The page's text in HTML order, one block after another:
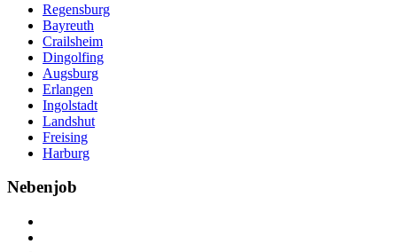
Regensburg
Bayreuth
Crailsheim
Dingolfing
Augsburg
Erlangen
Ingolstadt
Landshut
Freising
Harburg
Nebenjob